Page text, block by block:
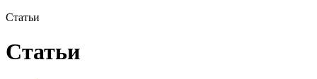
Статьи
Статьи